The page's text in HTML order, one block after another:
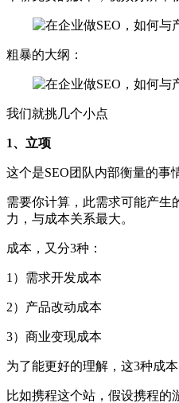
粗暴的大纲：
我们就挑几个小点
1、立项
这个是SEO团队内部衡量的事
需要你计算，此需求可能产生
力，与成本关系最大。
成本，又分3种：
1）需求开发成本
2）产品改动成本
3）商业变现成本
为了能更好的理解，这3种成
比如携程这个站，假设携程的